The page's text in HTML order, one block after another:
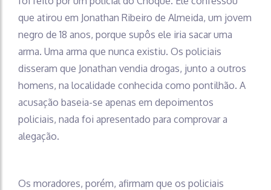
que atirou em Jonathan Ribeiro de Almeida, um jovem
negro de 18 anos, porque supôs ele iria sacar uma
arma. Uma arma que nunca existiu. Os policiais
disseram que Jonathan vendia drogas, junto a outros
homens, na localidade conhecida como pontilhão. A
acusação baseia-se apenas em depoimentos
policiais, nada foi apresentado para comprovar a
alegação.
Os moradores, porém, afirmam que os policiais